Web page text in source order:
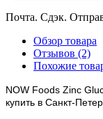
Почта. Сдэк.
Обзор товара
Отзывов (2)
Похожие
NOW Foods Zinc
купить в Санкт-